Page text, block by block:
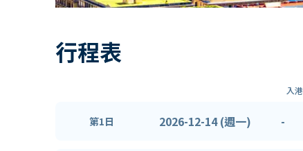
行程表
入港
第1日 2026-12-14 (週一) -